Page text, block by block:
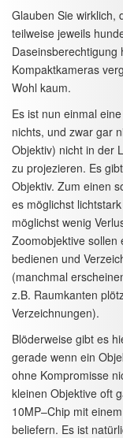
Glauben Sie wirklich,
teilweise jeweils
Kompaktkameras
Wohl kaum.
Es ist nun einmal
nichts, und zwar gar
Objektiv) nicht in der
zu projezieren. Es
Objektiv. Zum einen
es möglichst
möglichst wenig
Zoomobjektive sollen
bedienen und
(manchmal
z.B. Raumkanten
Verzeichnungen).
Blöderweise gibt es
gerade wenn ein
ohne Kompromisse
kleinen Objektive oft
10MP–Chip mit
beliefern. Es ist